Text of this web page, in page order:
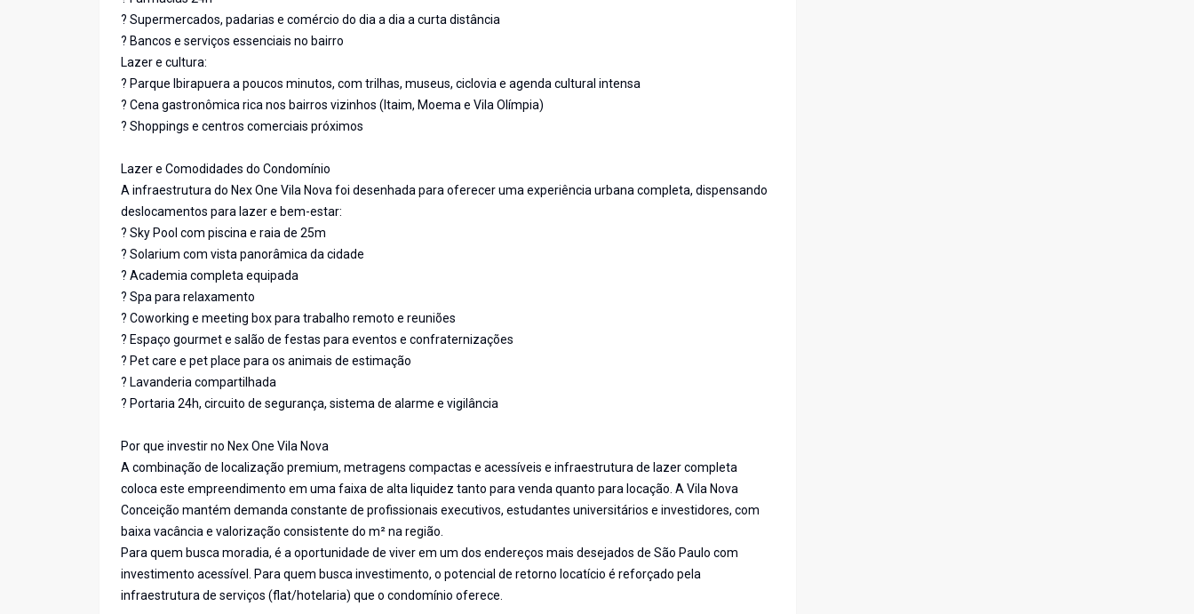
? Supermercados, padarias e comércio do dia a dia a curta distância
? Bancos e serviços essenciais no bairro
Lazer e cultura:
? Parque Ibirapuera a poucos minutos, com trilhas, museus, ciclovia e agenda cultural intensa
? Cena gastronômica rica nos bairros vizinhos (Itaim, Moema e Vila Olímpia)
? Shoppings e centros comerciais próximos
Lazer e Comodidades do Condomínio
A infraestrutura do Nex One Vila Nova foi desenhada para oferecer uma experiência urbana completa, dispensando
deslocamentos para lazer e bem-estar:
? Sky Pool com piscina e raia de 25m
? Solarium com vista panorâmica da cidade
? Academia completa equipada
? Spa para relaxamento
? Coworking e meeting box para trabalho remoto e reuniões
? Espaço gourmet e salão de festas para eventos e confraternizações
? Pet care e pet place para os animais de estimação
? Lavanderia compartilhada
? Portaria 24h, circuito de segurança, sistema de alarme e vigilância
Por que investir no Nex One Vila Nova
A combinação de localização premium, metragens compactas e acessíveis e infraestrutura de lazer completa
coloca este empreendimento em uma faixa de alta liquidez tanto para venda quanto para locação. A Vila Nova
Conceição mantém demanda constante de profissionais executivos, estudantes universitários e investidores, com
baixa vacância e valorização consistente do m² na região.
Para quem busca moradia, é a oportunidade de viver em um dos endereços mais desejados de São Paulo com
investimento acessível. Para quem busca investimento, o potencial de retorno locatício é reforçado pela
infraestrutura de serviços (flat/hotelaria) que o condomínio oferece.